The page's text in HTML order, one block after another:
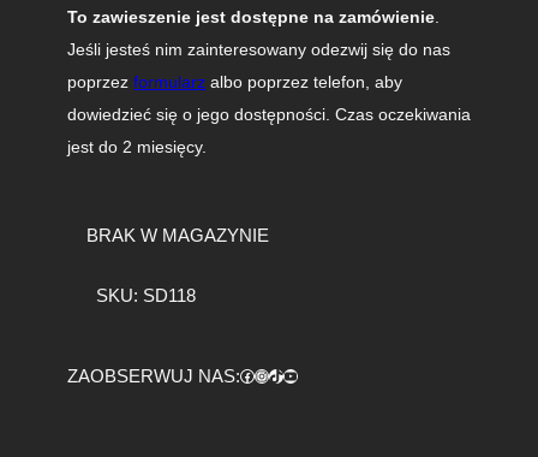
To zawieszenie jest dostępne na zamówienie
Jeśli jesteś nim zainteresowany odezwij się do nas
poprzez formularz albo poprzez telefon, aby
dowiedzieć się o jego dostępności. Czas oczekiwania
jest do 2 miesięcy.
BRAK W MAGAZYNIE
SKU: SD118
ZAOBSERWUJ NAS:Facebook https://www.instagram.com/tuningbaza.pl https://www.tiktok.com/@tuningbaza.pl YouTube